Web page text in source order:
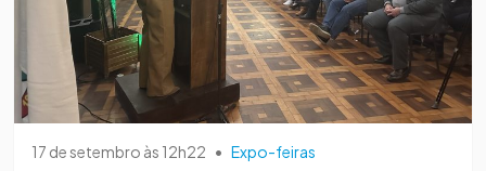
17 de setembro às 12h22 • Expo-feiras